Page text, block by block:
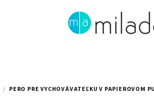
/ PERO PRE VYCHOVÁVATEĽKU V PAPIEROVOM